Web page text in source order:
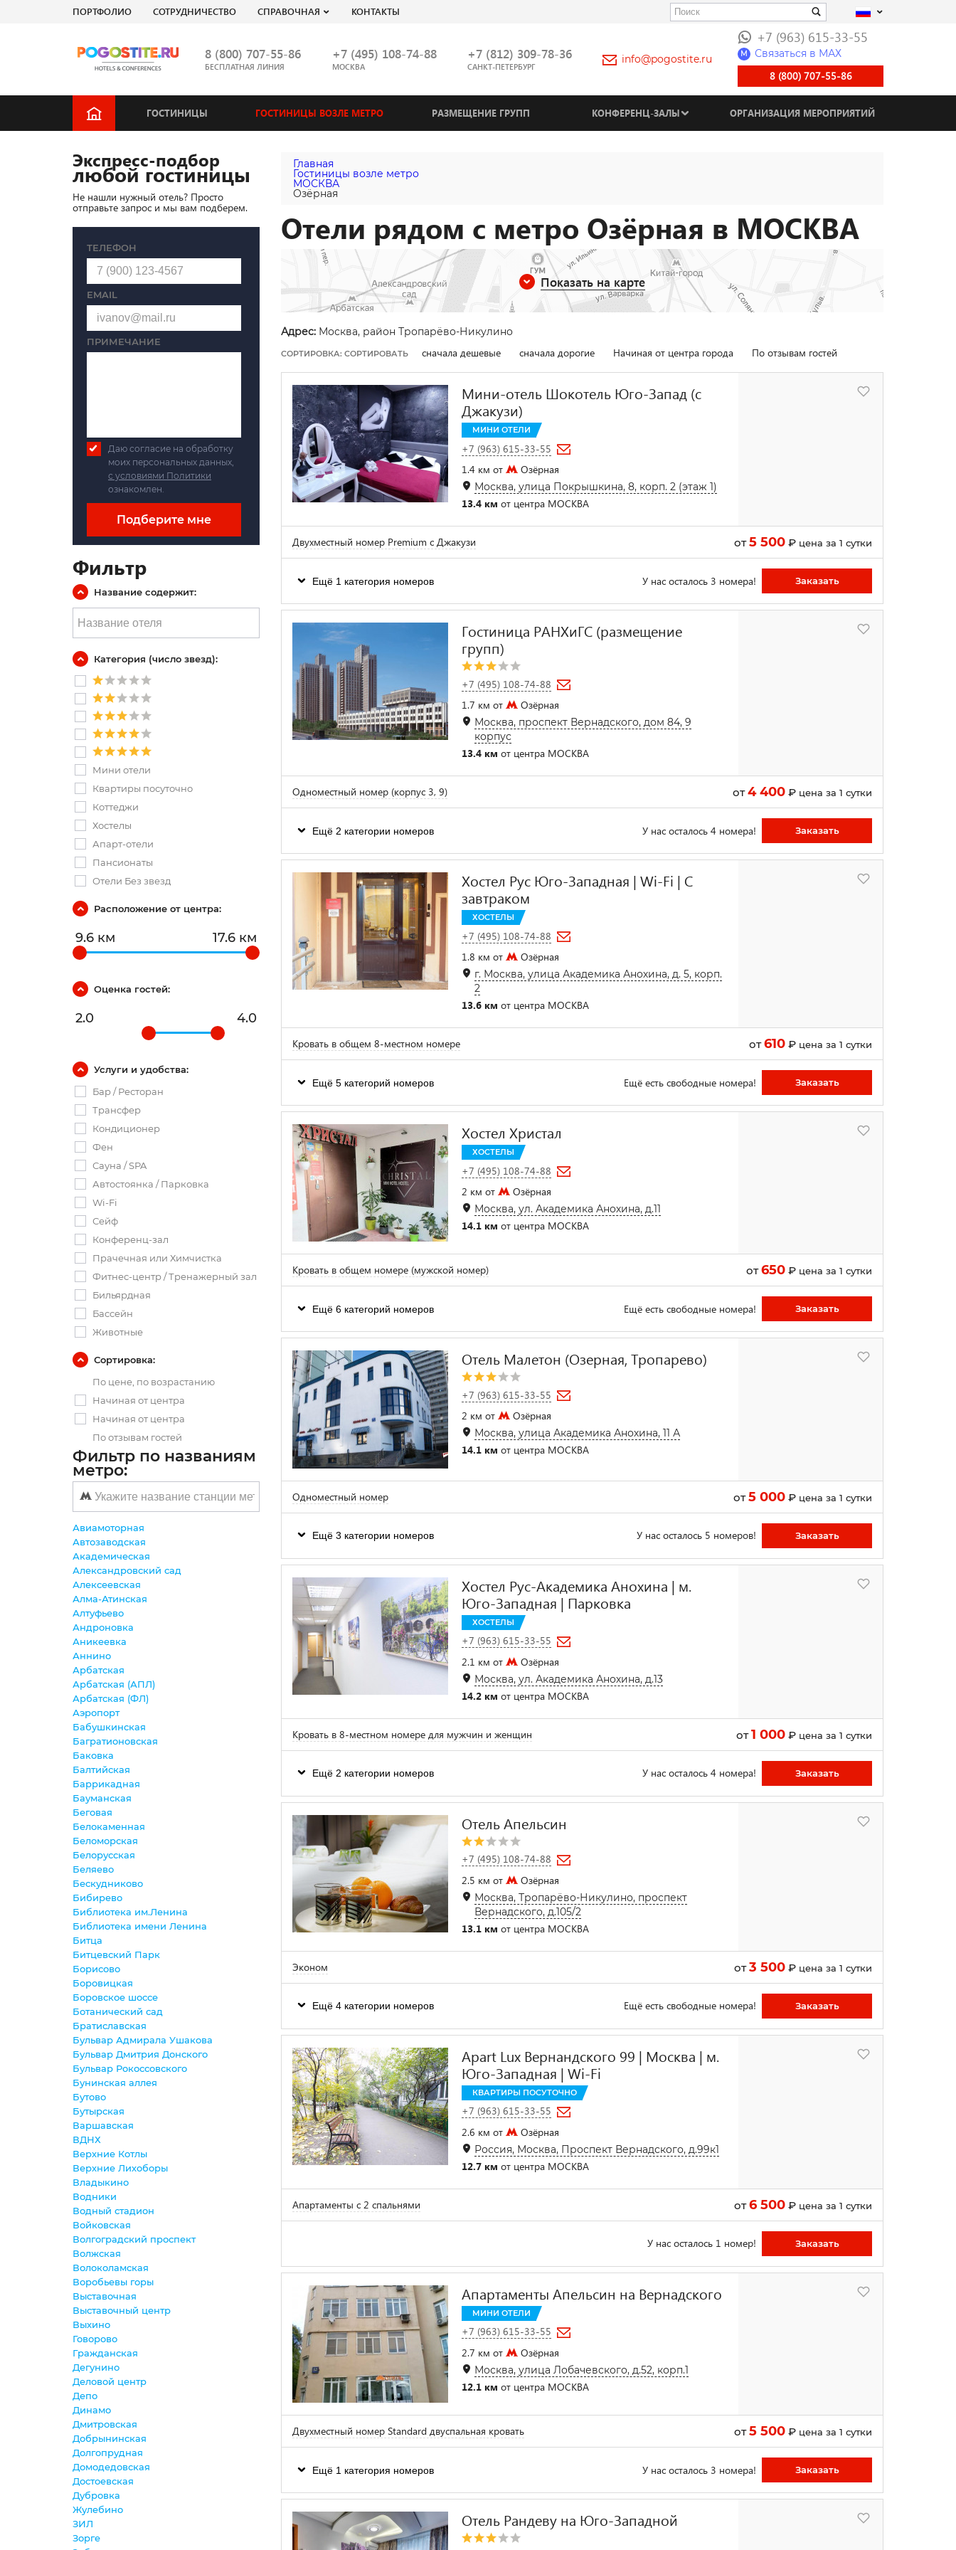
ПОРТФОЛИО СОТРУДНИЧЕСТВО СПРАВОЧНАЯ КОНТАКТЫ
8 (800) 707-55-86
БЕСПЛАТНАЯ ЛИНИЯ
+7 (495) 108-74-88
МОСКВА
+7 (812) 309-78-36
САНКТ-ПЕТЕРБУРГ
info@pogostite.ru
+7 (963) 615-33-55
M Связаться в МАХ
8 (800) 707-55-86
ГОСТИНИЦЫ ГОСТИНИЦЫ ВОЗЛЕ МЕТРО РАЗМЕЩЕНИЕ ГРУПП КОНФЕРЕНЦ-ЗАЛЫ ОРГАНИЗАЦИЯ МЕРОПРИЯТИЙ
Главная
Гостиницы возле метро
МОСКВА
Озёрная
Отели рядом с метро Озёрная в МОСКВА
Показать на карте
Адрес:Москва, район Тропарёво-Никулино
СОРТИРОВКА: СОРТИРОВАТЬ сначала дешевые сначала дорогие Начиная от центра города По отзывам гостей
Мини-отель Шокотель Юго-Запад (с
Джакузи)
МИНИ ОТЕЛИ
+7 (963) 615-33-55
1.4 км от
Озёрная
Москва, улица Покрышкина, 8, корп. 2 (этаж 1)
13.4 км от центра МОСКВА
Двухместный номер Premium с Джакузи от5 500₽ цена за 1 сутки
Ещё 1 категория номеров У нас осталось 3 номера! Заказать
Гостиница РАНХиГС (размещение
групп)
+7 (495) 108-74-88
1.7 км от
Озёрная
Москва, проспект Вернадского, дом 84, 9
корпус
13.4 км от центра МОСКВА
Одноместный номер (корпус 3, 9) от4 400₽ цена за 1 сутки
Ещё 2 категории номеров У нас осталось 4 номера! Заказать
Хостел Рус Юго-Западная | Wi-Fi | С
завтраком
ХОСТЕЛЫ
+7 (495) 108-74-88
1.8 км от
Озёрная
г. Москва, улица Академика Анохина, д. 5, корп.
2
13.6 км от центра МОСКВА
Кровать в общем 8-местном номере от610₽ цена за 1 сутки
Ещё 5 категорий номеров Ещё есть свободные номера! Заказать
Хостел Христал
ХОСТЕЛЫ
+7 (495) 108-74-88
2 км от
Озёрная
Москва, ул. Академика Анохина, д.11
14.1 км от центра МОСКВА
Кровать в общем номере (мужской номер) от650₽ цена за 1 сутки
Ещё 6 категорий номеров Ещё есть свободные номера! Заказать
Отель Малетон (Озерная, Тропарево)
+7 (963) 615-33-55
2 км от
Озёрная
Москва, улица Академика Анохина, 11 А
14.1 км от центра МОСКВА
Одноместный номер от5 000₽ цена за 1 сутки
Ещё 3 категории номеров У нас осталось 5 номеров! Заказать
Хостел Рус-Академика Анохина | м.
Юго-Западная | Парковка
ХОСТЕЛЫ
+7 (963) 615-33-55
2.1 км от
Озёрная
Москва, ул. Академика Анохина, д.13
14.2 км от центра МОСКВА
Кровать в 8-местном номере для мужчин и женщин от1 000₽ цена за 1 сутки
Ещё 2 категории номеров У нас осталось 4 номера! Заказать
Отель Апельсин
+7 (495) 108-74-88
2.5 км от
Озёрная
Москва, Тропарёво-Никулино, проспект
Вернадского, д.105/2
13.1 км от центра МОСКВА
Эконом от3 500₽ цена за 1 сутки
Ещё 4 категории номеров Ещё есть свободные номера! Заказать
Apart Lux Вернандского 99 | Москва | м.
Юго-Западная | Wi-Fi
КВАРТИРЫ ПОСУТОЧНО
+7 (963) 615-33-55
2.6 км от
Озёрная
Россия, Москва, Проспект Вернадского, д.99к1
12.7 км от центра МОСКВА
Апартаменты с 2 спальнями от6 500₽ цена за 1 сутки
У нас осталось 1 номер! Заказать
Апартаменты Апельсин на Вернадского
МИНИ ОТЕЛИ
+7 (963) 615-33-55
2.7 км от
Озёрная
Москва, улица Лобачевского, д.52, корп.1
12.1 км от центра МОСКВА
Двухместный номер Standard двуспальная кровать от5 500₽ цена за 1 сутки
Ещё 1 категория номеров У нас осталось 3 номера! Заказать
Отель Рандеву на Юго-Западной
Экспресс-подбор
любой гостиницы
Не нашли нужный отель? Просто
отправьте запрос и мы вам подберем.
ТЕЛЕФОН
EMAIL
ПРИМЕЧАНИЕ
Даю согласие на обработку
моих персональных данных,
с условиями Политики
ознакомлен.
Подберите мне
Фильтр
Название содержит:
Категория (число звезд):
Мини отели
Квартиры посуточно
Коттеджи
Хостелы
Апарт-отели
Пансионаты
Отели Без звезд
Расположение от центра:
9.6 км 17.6 км
Оценка гостей:
2.0 4.0
Услуги и удобства:
Бар / Ресторан
Трансфер
Кондиционер
Фен
Сауна / SPA
Автостоянка / Парковка
Wi-Fi
Сейф
Конференц-зал
Прачечная или Химчистка
Фитнес-центр / Тренажерный зал
Бильярдная
Бассейн
Животные
Сортировка:
По цене, по возрастанию
Начиная от центра
Начиная от центра
По отзывам гостей
Фильтр по названиям
метро:
Авиамоторная
Автозаводская
Академическая
Александровский сад
Алексеевская
Алма-Атинская
Алтуфьево
Андроновка
Аникеевка
Аннино
Арбатская
Арбатская (АПЛ)
Арбатская (ФЛ)
Аэропорт
Бабушкинская
Багратионовская
Баковка
Балтийская
Баррикадная
Бауманская
Беговая
Белокаменная
Беломорская
Белорусская
Беляево
Бескудниково
Бибирево
Библиотека им.Ленина
Библиотека имени Ленина
Битца
Битцевский Парк
Борисово
Боровицкая
Боровское шоссе
Ботанический сад
Братиславская
Бульвар Адмирала Ушакова
Бульвар Дмитрия Донского
Бульвар Рокоссовского
Бунинская аллея
Бутово
Бутырская
Варшавская
ВДНХ
Верхние Котлы
Верхние Лихоборы
Владыкино
Водники
Водный стадион
Войковская
Волгоградский проспект
Волжская
Волоколамская
Воробьевы горы
Выставочная
Выставочный центр
Выхино
Говорово
Гражданская
Дегунино
Деловой центр
Депо
Динамо
Дмитровская
Добрынинская
Долгопрудная
Домодедовская
Достоевская
Дубровка
Жулебино
ЗИЛ
Зорге